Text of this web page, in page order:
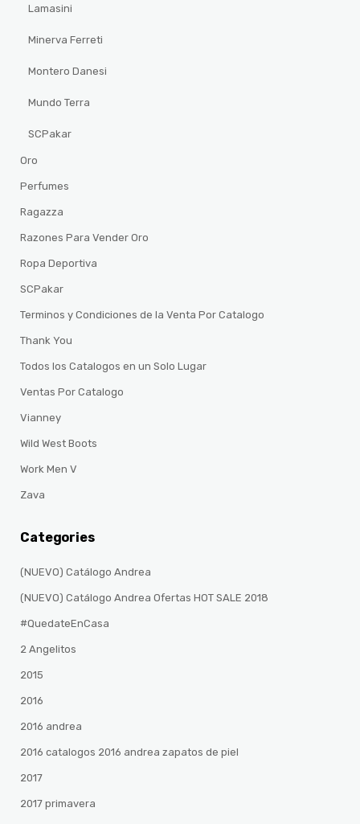
Lamasini
Minerva Ferreti
Montero Danesi
Mundo Terra
SCPakar
Oro
Perfumes
Ragazza
Razones Para Vender Oro
Ropa Deportiva
SCPakar
Terminos y Condiciones de la Venta Por Catalogo
Thank You
Todos los Catalogos en un Solo Lugar
Ventas Por Catalogo
Vianney
Wild West Boots
Work Men V
Zava
Categories
(NUEVO) Catálogo Andrea
(NUEVO) Catálogo Andrea Ofertas HOT SALE 2018
#QuedateEnCasa
2 Angelitos
2015
2016
2016 andrea
2016 catalogos 2016 andrea zapatos de piel
2017
2017 primavera